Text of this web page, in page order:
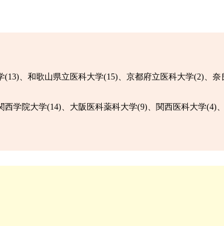
、和歌山県立医科大学(15)、京都府立医科大学(2)、
学院大学(14)、大阪医科薬科大学(9)、関西医科大学(4)